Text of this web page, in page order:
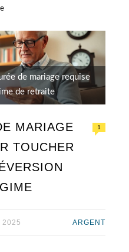
de mariage requise
de retraite
MARIAGE
TOUCHER
1
2025 ARGENT